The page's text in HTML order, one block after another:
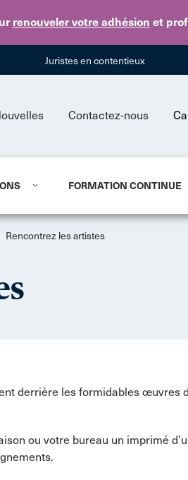
renouveler votre adhésion et
Juristes en contentieux
Contactez-nous
FORMATION CONTINUE
Rencontrez les artistes
derrière les formidables œuvres
ou votre bureau un imprimé